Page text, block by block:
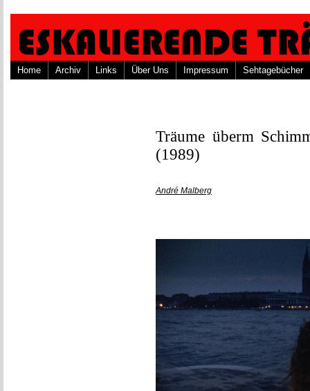
Home Archiv Links Über Uns Impressum Sehtagebücher
Träume überm
(1989)
André Malberg